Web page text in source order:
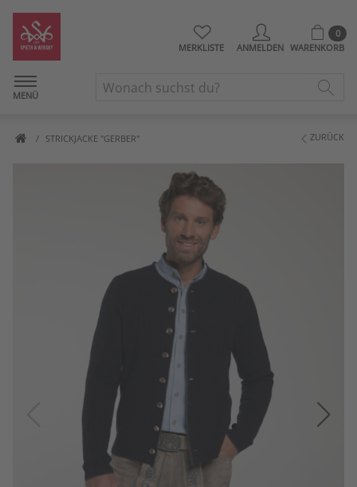
MERKLISTE ANMELDEN
0
WARENKORB
MENÜ
STRICKJACKE "GERBER" ZURÜCK
Artikelbilder überspringen